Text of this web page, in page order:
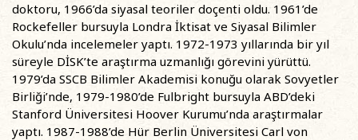
doktoru, 1966’da siyasal teoriler doçenti oldu. 1961’de
Rockefeller bursuyla Londra İktisat ve Siyasal Bilimler
Okulu’nda incelemeler yaptı. 1972-1973 yıllarında bir yıl
süreyle DİSK’te araştırma uzmanlığı görevini yürüttü.
1979’da SSCB Bilimler Akademisi konuğu olarak Sovyetler
Birliği’nde, 1979-1980’de Fulbright bursuyla ABD’deki
Stanford Üniversitesi Hoover Kurumu’nda araştırmalar
yaptı. 1987-1988’de Hür Berlin Üniversitesi Carl von